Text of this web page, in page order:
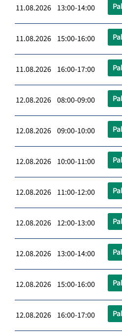
11.08.2026 13:00-14:00
11.08.2026 15:00-16:00
11.08.2026 16:00-17:00
12.08.2026 08:00-09:00
12.08.2026 09:00-10:00
12.08.2026 10:00-11:00
12.08.2026 11:00-12:00
12.08.2026 12:00-13:00
12.08.2026 13:00-14:00
12.08.2026 15:00-16:00
12.08.2026 16:00-17:00